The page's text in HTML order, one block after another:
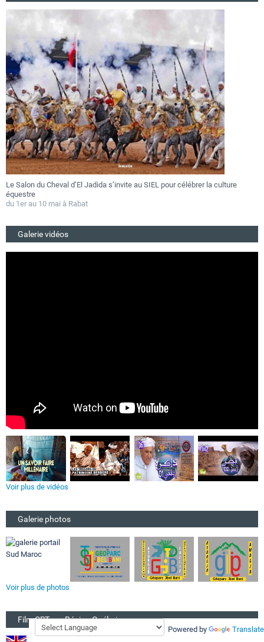
Le Salon du Cheval d’El Jadida s’invite au SIEL pour célébrer la culture
équestre
du 1er au 10 mai à Rabat
Galerie vidéos
Voir plus de vidéos
Galerie photos
Voir plus de photos
Film CRT sur Région Guélmim
Powered by Translate